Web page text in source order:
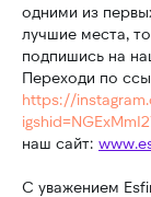
одними из
лучшие места,
подпишись на
Переходи по
https://
наш сайт:
С уважением
Социальные сети:
Политика
Сайт разработан